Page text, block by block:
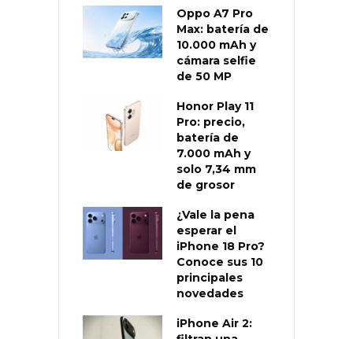
Oppo A7 Pro
Max: batería de
10.000 mAh y
cámara selfie
de 50 MP
Honor Play 11
Pro: precio,
batería de
7.000 mAh y
solo 7,34 mm
de grosor
¿Vale la pena
esperar el
iPhone 18 Pro?
Conoce sus 10
principales
novedades
iPhone Air 2: